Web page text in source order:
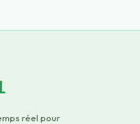
réel pour